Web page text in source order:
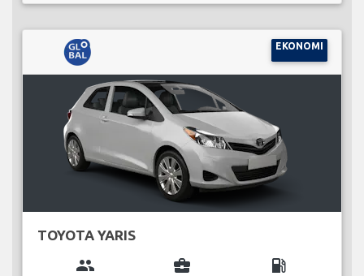
EKONOMI
TOYOTA YARIS
group business_center local_gas_station